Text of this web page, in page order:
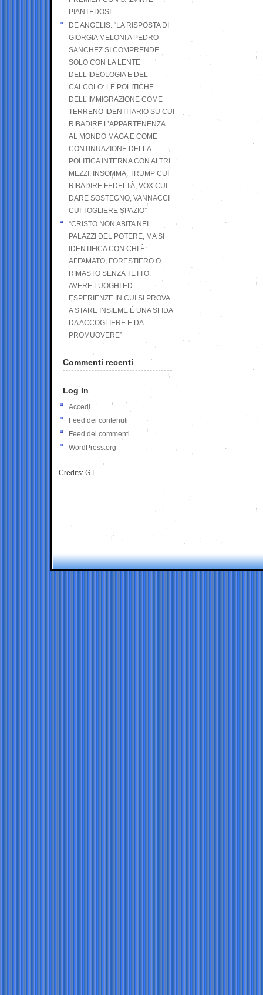
PIANTEDOSI
DE ANGELIS: “LA RISPOSTA DI
GIORGIA MELONI A PEDRO
SANCHEZ SI COMPRENDE
SOLO CON LA LENTE
DELL’IDEOLOGIA E DEL
CALCOLO: LE POLITICHE
DELL’IMMIGRAZIONE COME
TERRENO IDENTITARIO SU CUI
RIBADIRE L’APPARTENENZA
AL MONDO MAGA E COME
CONTINUAZIONE DELLA
POLITICA INTERNA CON ALTRI
MEZZI. INSOMMA, TRUMP CUI
RIBADIRE FEDELTÀ, VOX CUI
DARE SOSTEGNO, VANNACCI
CUI TOGLIERE SPAZIO”
“CRISTO NON ABITA NEI
PALAZZI DEL POTERE, MA SI
IDENTIFICA CON CHI È
AFFAMATO, FORESTIERO O
RIMASTO SENZA TETTO.
AVERE LUOGHI ED
ESPERIENZE IN CUI SI PROVA
A STARE INSIEME È UNA SFIDA
DA ACCOGLIERE E DA
PROMUOVERE”
Commenti recenti
Log In
Accedi
Feed dei contenuti
Feed dei commenti
WordPress.org
Credits: G.I